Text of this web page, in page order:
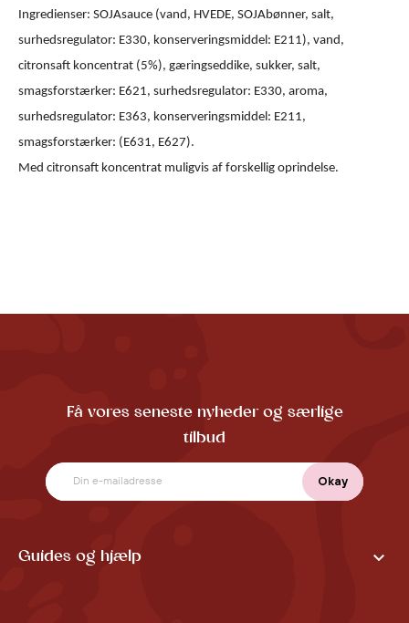
Ingredienser: SOJAsauce (vand, HVEDE, SOJAbønner, salt,
surhedsregulator: E330, konserveringsmiddel: E211), vand,
citronsaft koncentrat (5%), gæringseddike, sukker, salt,
smagsforstærker: E621, surhedsregulator: E330, aroma,
surhedsregulator: E363, konserveringsmiddel: E211,
smagsforstærker: (E631, E627).
Med citronsaft koncentrat muligvis af forskellig oprindelse.
Få vores seneste nyheder og særlige
tilbud
Guides og hjælp 